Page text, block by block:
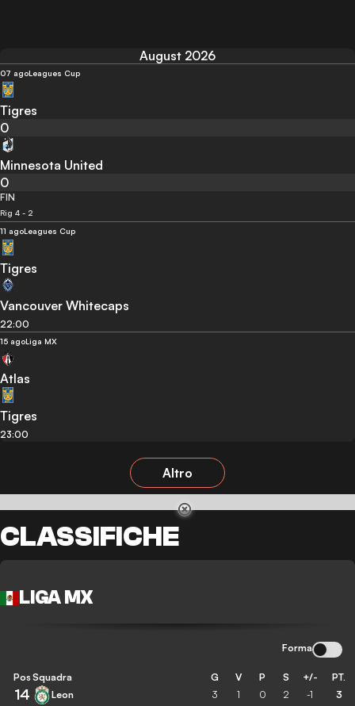
August 2026
07 agoLeagues Cup
Tigres
0
Minnesota United
0
FIN
Rig 4 - 2
11 agoLeagues Cup
Tigres
Vancouver Whitecaps
22:00
15 agoLiga MX
Atlas
Tigres
23:00
Altro
CLASSIFICHE
LIGA MX
Forma
Pos Squadra G V P S +/- PT.
14 Leon 3 1 0 2 -1 3